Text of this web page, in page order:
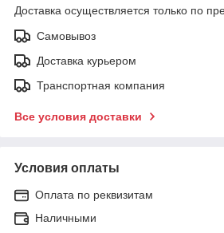
Доставка осуществляется только по
Самовывоз
Доставка курьером
Транспортная компания
Все условия доставки
Условия оплаты
Оплата по реквизитам
Наличными